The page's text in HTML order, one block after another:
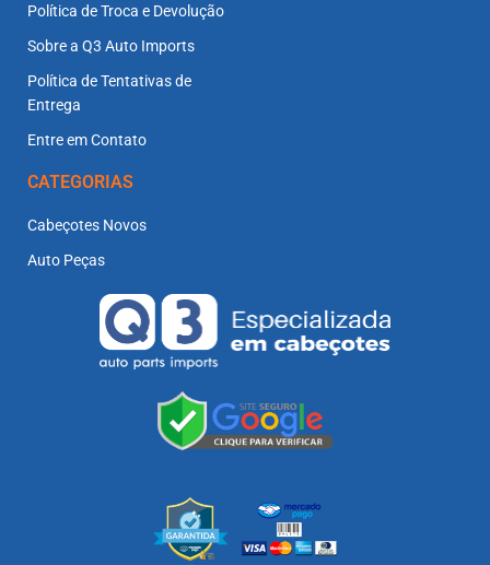
Política de Troca e Devolução
Sobre a Q3 Auto Imports
Política de Tentativas de
Entrega
Entre em Contato
CATEGORIAS
Cabeçotes Novos
Auto Peças